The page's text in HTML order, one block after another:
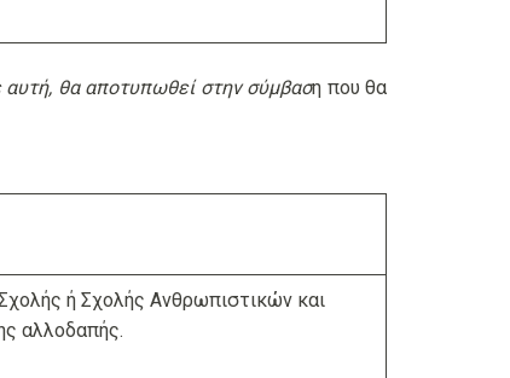
θα αποτυπωθεί στην σύμβαση που θα
ή Σχολής Ανθρωπιστικών και
αλλοδαπής.